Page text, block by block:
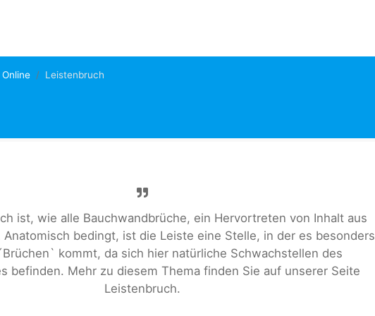
Leistenbruch
ist, wie alle Bauchwandbrüche, ein Hervortreten von Inhalt aus
Anatomisch bedingt, ist die Leiste eine Stelle, in der es besonders
kommt, da sich hier natürliche Schwachstellen des
befinden. Mehr zu diesem Thema finden Sie auf unserer Seite
Leistenbruch.